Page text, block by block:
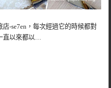
-se7en，每次經過它的時候都對
直以來都以…